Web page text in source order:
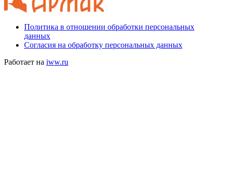
Политика в отношении обработки персональных
данных
Согласия на обработку персональных данных
Работает на iww.ru